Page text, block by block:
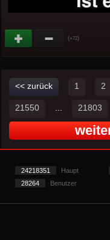
(+72)
<< zurück 1 2
21550 ... 21803
24218351 Haupt
28264
Benutzer